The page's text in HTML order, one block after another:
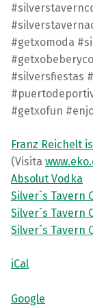
‪#‎getxomoda‬
‪#‎silversfiestas‬
‪#‎getxofun‬
Franz Reichelt
(Visita
Absolut Vodka
Silver´s Tavern
Silver´s Tavern
Silver´s Tavern
iCal
Google